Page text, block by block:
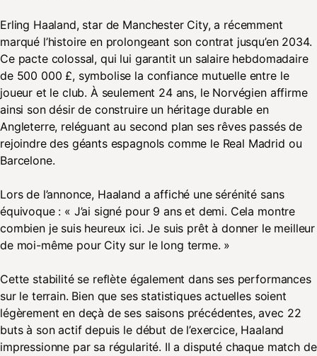
Erling Haaland, star de Manchester City, a récemment
marqué l’histoire en prolongeant son contrat jusqu’en 2034.
Ce pacte colossal, qui lui garantit un salaire hebdomadaire
de 500 000 £, symbolise la confiance mutuelle entre le
joueur et le club. À seulement 24 ans, le Norvégien affirme
ainsi son désir de construire un héritage durable en
Angleterre, reléguant au second plan ses rêves passés de
rejoindre des géants espagnols comme le Real Madrid ou
Barcelone.
Lors de l’annonce, Haaland a affiché une sérénité sans
équivoque : « J’ai signé pour 9 ans et demi. Cela montre
combien je suis heureux ici. Je suis prêt à donner le meilleur
de moi-même pour City sur le long terme. »
Cette stabilité se reflète également dans ses performances
sur le terrain. Bien que ses statistiques actuelles soient
légèrement en deçà de ses saisons précédentes, avec 22
buts à son actif depuis le début de l’exercice, Haaland
impressionne par sa régularité. Il a disputé chaque match de